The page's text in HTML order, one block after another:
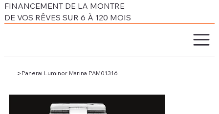
FINANCEMENT DE LA MONTRE
DE VOS RÊVES SUR 6 À 120 MOIS
> Panerai Luminor Marina PAM01316